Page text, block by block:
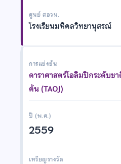
ศูนย์ สอวน.
โรงเรียนมหิดลวิทยานุสรณ์
การแข่งขัน
ดาราศาสตร์โอลิมปิกระดับ
ต้น (TAOJ)
ปี (พ.ศ.)
2559
เหรียญรางวัล